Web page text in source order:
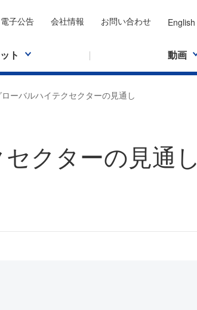
電子公告 会社情報 お問い合わせ English
ト 動画
ローバルハイテクセクターの見通し
クターの見通し